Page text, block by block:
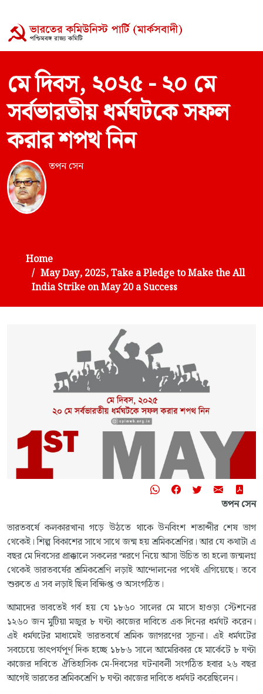
মে দিবস, ২০২৫ - ২০ মে
সর্বভারতীয় ধর্মঘটকে সফল
করার শপথ নিন
তপন সেন
Home
May Day, 2025, Take a Pledge to Make the All
India Strike on May 20 a Success
তপন সেন
ভারতবর্ষে কলকারখানা গড়ে উঠতে থাকে উনবিংশ শতাব্দীর শেষ ভাগ
থেকেই। শিল্প বিকাশের সাথে সাথে জন্ম হয় শ্রমিকশ্রেণির। আর যে কথাটা এ
বছর মে দিবসের প্রাক্কালে সকলের স্মরণে নিয়ে আসা উচিত তা হলো জন্মলগ্ন
থেকেই ভারতবর্ষের শ্রমিকশ্রেণি লড়াই আন্দোলনের পথেই এগিয়েছে। তবে
শুরুতে এ সব লড়াই ছিল বিক্ষিপ্ত ও অসংগঠিত।
আমাদের ভাবতেই গর্ব হয় যে ১৮৬০ সালের মে মাসে হাওড়া স্টেশনের
১২৬০ জন মুটিয়া মজুর ৮ ঘণ্টা কাজের দাবিতে এক দিনের ধর্মঘট করেন।
এই ধর্মঘটের মাধ্যমেই ভারতবর্ষে শ্রমিক জাগরণের সূচনা। এই ধর্মঘটের
সবচেয়ে তাৎপর্যপূর্ণ দিক হচ্ছে ১৮৮৬ সালে আমেরিকার হে মার্কেটে ৮ ঘণ্টা
কাজের দাবিতে ঐতিহাসিক মে-দিবসের ঘটনাবলী সংগঠিত হবার ২৬ বছর
আগেই ভারতের শ্রমিকশ্রেণি ৮ ঘণ্টা কাজের দাবিতে ধর্মঘট করেছিলেন।